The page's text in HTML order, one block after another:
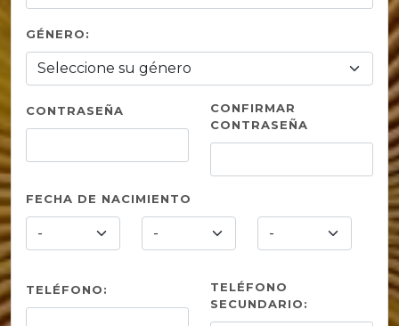
GÉNERO:
CONTRASEÑA
CONFIRMAR
CONTRASEÑA
FECHA DE NACIMIENTO
TELÉFONO:
TELÉFONO
SECUNDARIO: